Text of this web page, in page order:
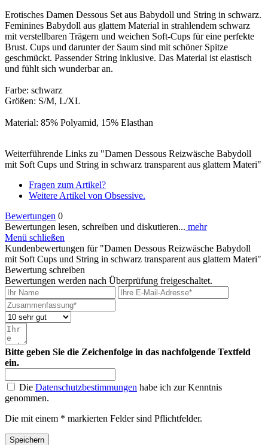
Erotisches Damen Dessous Set aus Babydoll und String in schwarz.
Feminines Babydoll aus glattem Material in strahlendem schwarz
mit verstellbaren Trägern und weichen Soft-Cups für eine perfekte
Brust. Cups und darunter der Saum sind mit schöner Spitze
geschmückt. Passender String inklusive. Das Material ist elastisch
und fühlt sich wunderbar an.
Farbe: schwarz
Größen: S/M, L/XL
Material: 85% Polyamid, 15% Elasthan
Weiterführende Links zu "Damen Dessous Reizwäsche Babydoll
mit Soft Cups und String in schwarz transparent aus glattem Materi"
Fragen zum Artikel?
Weitere Artikel von Obsessive.
Bewertungen 0
Bewertungen lesen, schreiben und diskutieren... mehr
Menü schließen
Kundenbewertungen für "Damen Dessous Reizwäsche Babydoll
mit Soft Cups und String in schwarz transparent aus glattem Materi"
Bewertung schreiben
Bewertungen werden nach Überprüfung freigeschaltet.
Bitte geben Sie die Zeichenfolge in das nachfolgende Textfeld
ein.
Die Datenschutzbestimmungen habe ich zur Kenntnis
genommen.
Die mit einem * markierten Felder sind Pflichtfelder.
Speichern